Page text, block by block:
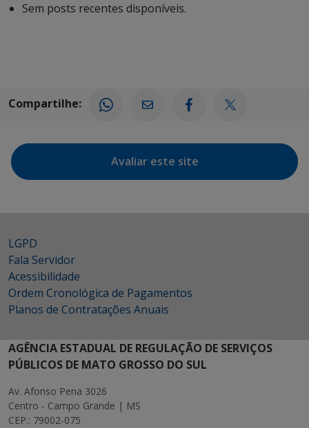
Sem posts recentes disponíveis.
Compartilhe:
Avaliar este site
LGPD
Fala Servidor
Acessibilidade
Ordem Cronológica de Pagamentos
Planos de Contratações Anuais
AGÊNCIA ESTADUAL DE REGULAÇÃO DE SERVIÇOS
PÚBLICOS DE MATO GROSSO DO SUL
Av. Afonso Pena 3026
Centro - Campo Grande | MS
CEP.: 79002-075